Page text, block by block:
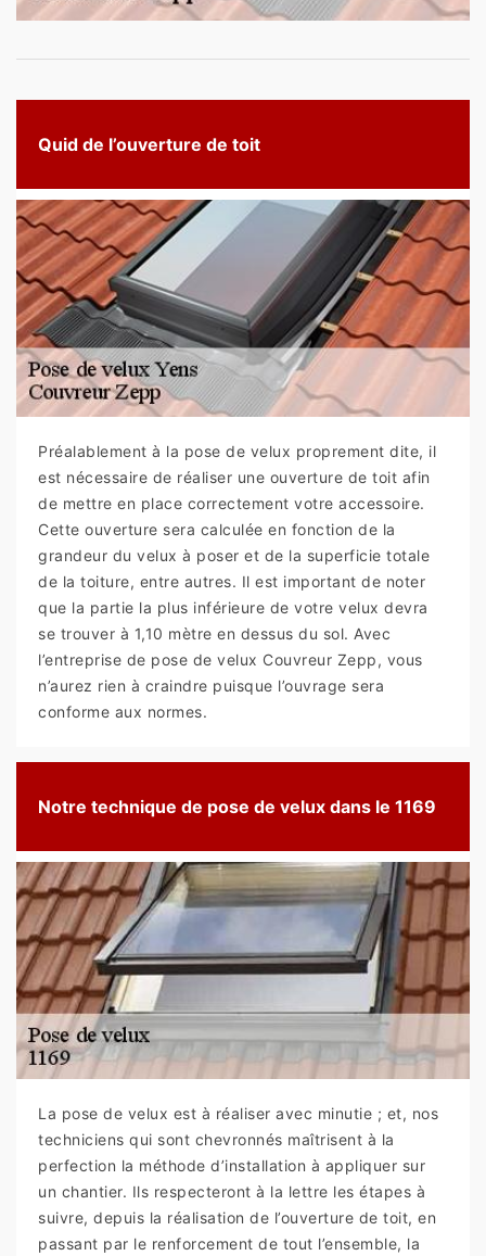
Quid de l’ouverture de toit
Préalablement à la pose de velux proprement dite, il
est nécessaire de réaliser une ouverture de toit afin
de mettre en place correctement votre accessoire.
Cette ouverture sera calculée en fonction de la
grandeur du velux à poser et de la superficie totale
de la toiture, entre autres. Il est important de noter
que la partie la plus inférieure de votre velux devra
se trouver à 1,10 mètre en dessus du sol. Avec
l’entreprise de pose de velux Couvreur Zepp, vous
n’aurez rien à craindre puisque l’ouvrage sera
conforme aux normes.
Notre technique de pose de velux dans le 1169
La pose de velux est à réaliser avec minutie ; et, nos
techniciens qui sont chevronnés maîtrisent à la
perfection la méthode d’installation à appliquer sur
un chantier. Ils respecteront à la lettre les étapes à
suivre, depuis la réalisation de l’ouverture de toit, en
passant par le renforcement de tout l’ensemble, la